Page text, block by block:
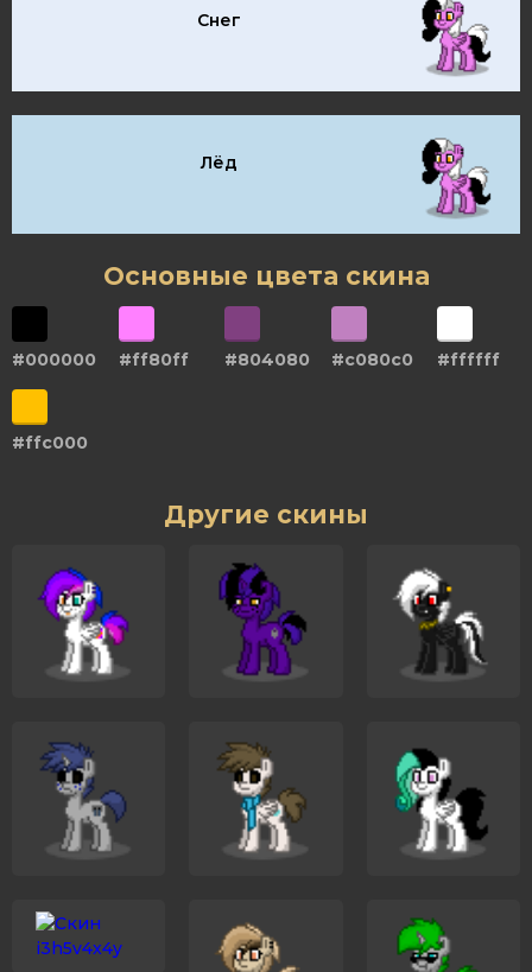
Снег
Лёд
Основные цвета скина
#000000 #ff80ff #804080 #c080c0 #ffffff
#ffc000
Другие скины